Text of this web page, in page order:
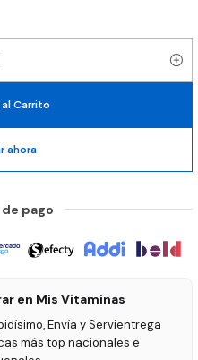
Carrito
ahora
pago
en Mis Vitaminas
Envía y Servientrega
más top nacionales e